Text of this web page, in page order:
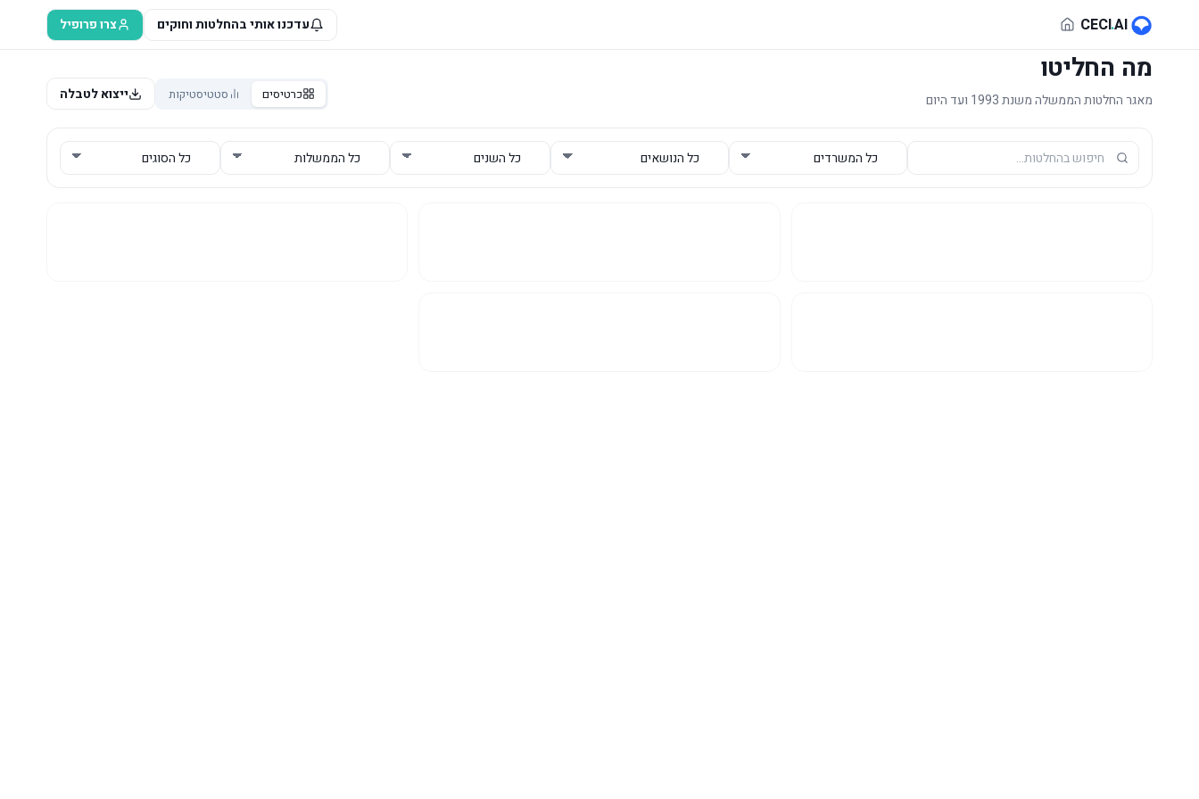
דלג לתוכן הראשי
CECI.AI עדכנו אותי בהחלטות וחוקים צרו פרופיל
מה החליטו
מאגר החלטות הממשלה משנת 1993 ועד היום כרטיסים סטטיסטיקות ייצוא לטבלה